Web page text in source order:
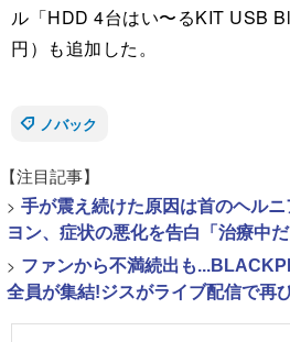
ル「HDD 4台はい〜るKIT USB
円）も追加した。
ノバック
【注目記事】
> 手が震え続けた原因は首のヘル
ヨン、症状の悪化を告白「治療中だ
> ファンから不満続出も
全員が集結!ジスがライブ配信で再